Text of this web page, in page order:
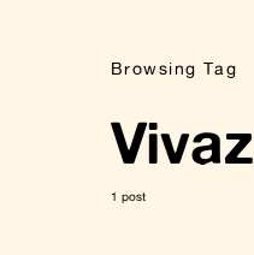
Browsing Tag
Vivaz
1 post